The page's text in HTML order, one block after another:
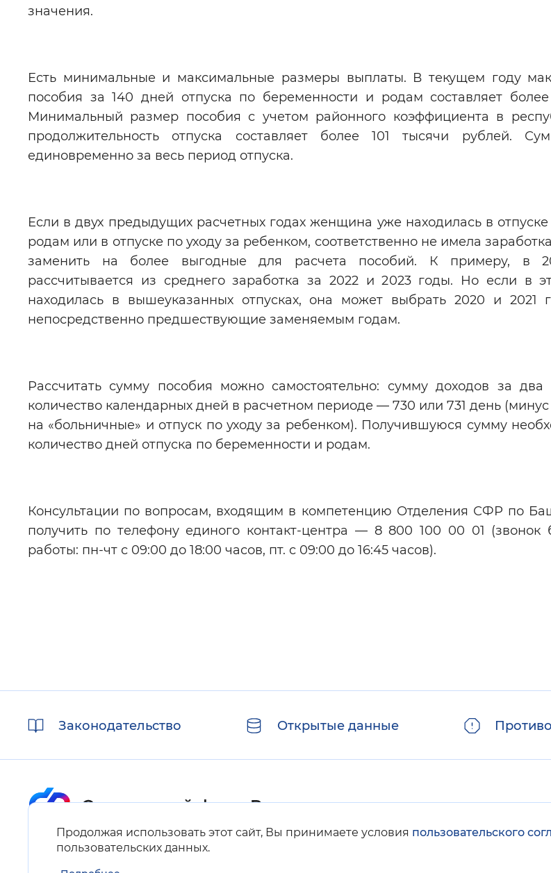
значения.
Есть минимальные и максимальные размеры выплаты. В текущем году
пособия за 140 дней отпуска по беременности и родам составляет
Минимальный размер пособия с учетом районного коэффициента в
продолжительность отпуска составляет более 101 тысячи рублей.
единовременно за весь период отпуска.
Если в двух предыдущих расчетных годах женщина уже находилась в
родам или в отпуске по уходу за ребенком, соответственно не имела
заменить на более выгодные для расчета пособий. К примеру, в
рассчитывается из среднего заработка за 2022 и 2023 годы. Но если в
находилась в вышеуказанных отпусках, она может выбрать 2020 и 2021
непосредственно предшествующие заменяемым годам.
Рассчитать сумму пособия можно самостоятельно: сумму доходов за два
количество календарных дней в расчетном периоде — 730 или 731 день
на «больничные» и отпуск по уходу за ребенком). Получившуюся сумму
количество дней отпуска по беременности и родам.
Консультации по вопросам, входящим в компетенцию Отделения СФР по
получить по телефону единого контакт-центра — 8 800 100 00 01 (звонок
работы: пн-чт с 09:00 до 18:00 часов, пт. с 09:00 до 16:45 часов).
Продолжая использовать этот сайт, Вы принимаете условия пользовательского
пользовательских данных.
ссылкиЗаконодательство Открытые данные
Карта сайта